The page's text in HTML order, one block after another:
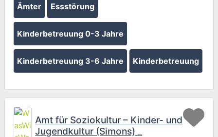
Ämter Essstörung
Kinderbetreuung 0-3 Jahre
Kinderbetreuung 3-6 Jahre Kinderbetreuung
Amt für Soziokultur – Kinder- und
Jugendkultur (Simons) _